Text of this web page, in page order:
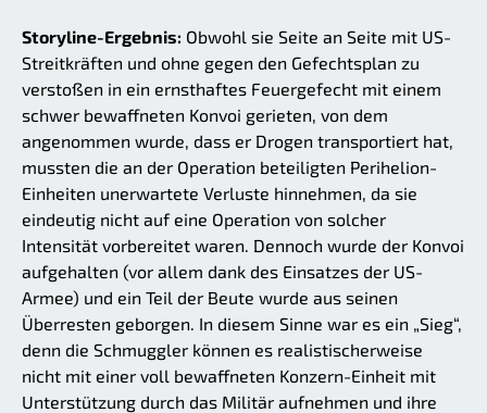
Storyline-Ergebnis: Obwohl sie Seite an Seite mit US-
Streitkräften und ohne gegen den Gefechtsplan zu
verstoßen in ein ernsthaftes Feuergefecht mit einem
schwer bewaffneten Konvoi gerieten, von dem
angenommen wurde, dass er Drogen transportiert hat,
mussten die an der Operation beteiligten Perihelion-
Einheiten unerwartete Verluste hinnehmen, da sie
eindeutig nicht auf eine Operation von solcher
Intensität vorbereitet waren. Dennoch wurde der Konvoi
aufgehalten (vor allem dank des Einsatzes der US-
Armee) und ein Teil der Beute wurde aus seinen
Überresten geborgen. In diesem Sinne war es ein „Sieg“,
denn die Schmuggler können es realistischerweise
nicht mit einer voll bewaffneten Konzern-Einheit mit
Unterstützung durch das Militär aufnehmen und ihre